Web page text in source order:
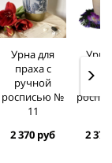
Урна для
праха с
ручной
росписью №
11
2 370 руб
Урна
2